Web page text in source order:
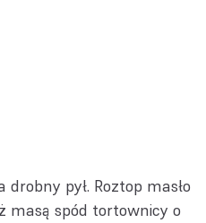
pył. Roztop masło
masą spód tortownicy o